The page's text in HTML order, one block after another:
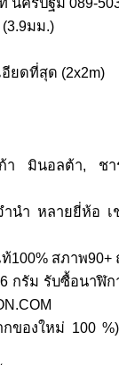
(3.9มม.)
อียดที่สุด (2x2m)
มินอลต้า, ชาร์
นำ หลายยี่ห้อ
100% สภาพ
กรัม รับซื้อนาฬิก
ของใหม่ 100